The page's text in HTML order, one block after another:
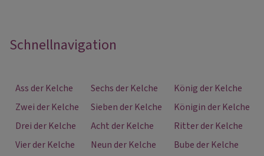
Schnellnavigation
Ass der Kelche Sechs der Kelche
König der Kelche
Zwei der Kelche
Sieben der Kelche
Königin der Kelche
Drei der Kelche
Acht der Kelche
Ritter der Kelche
Vier der Kelche
Neun der Kelche
Bube der Kelche